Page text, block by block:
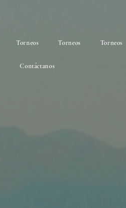
Torneos Torneos Torneos
Contáctanos